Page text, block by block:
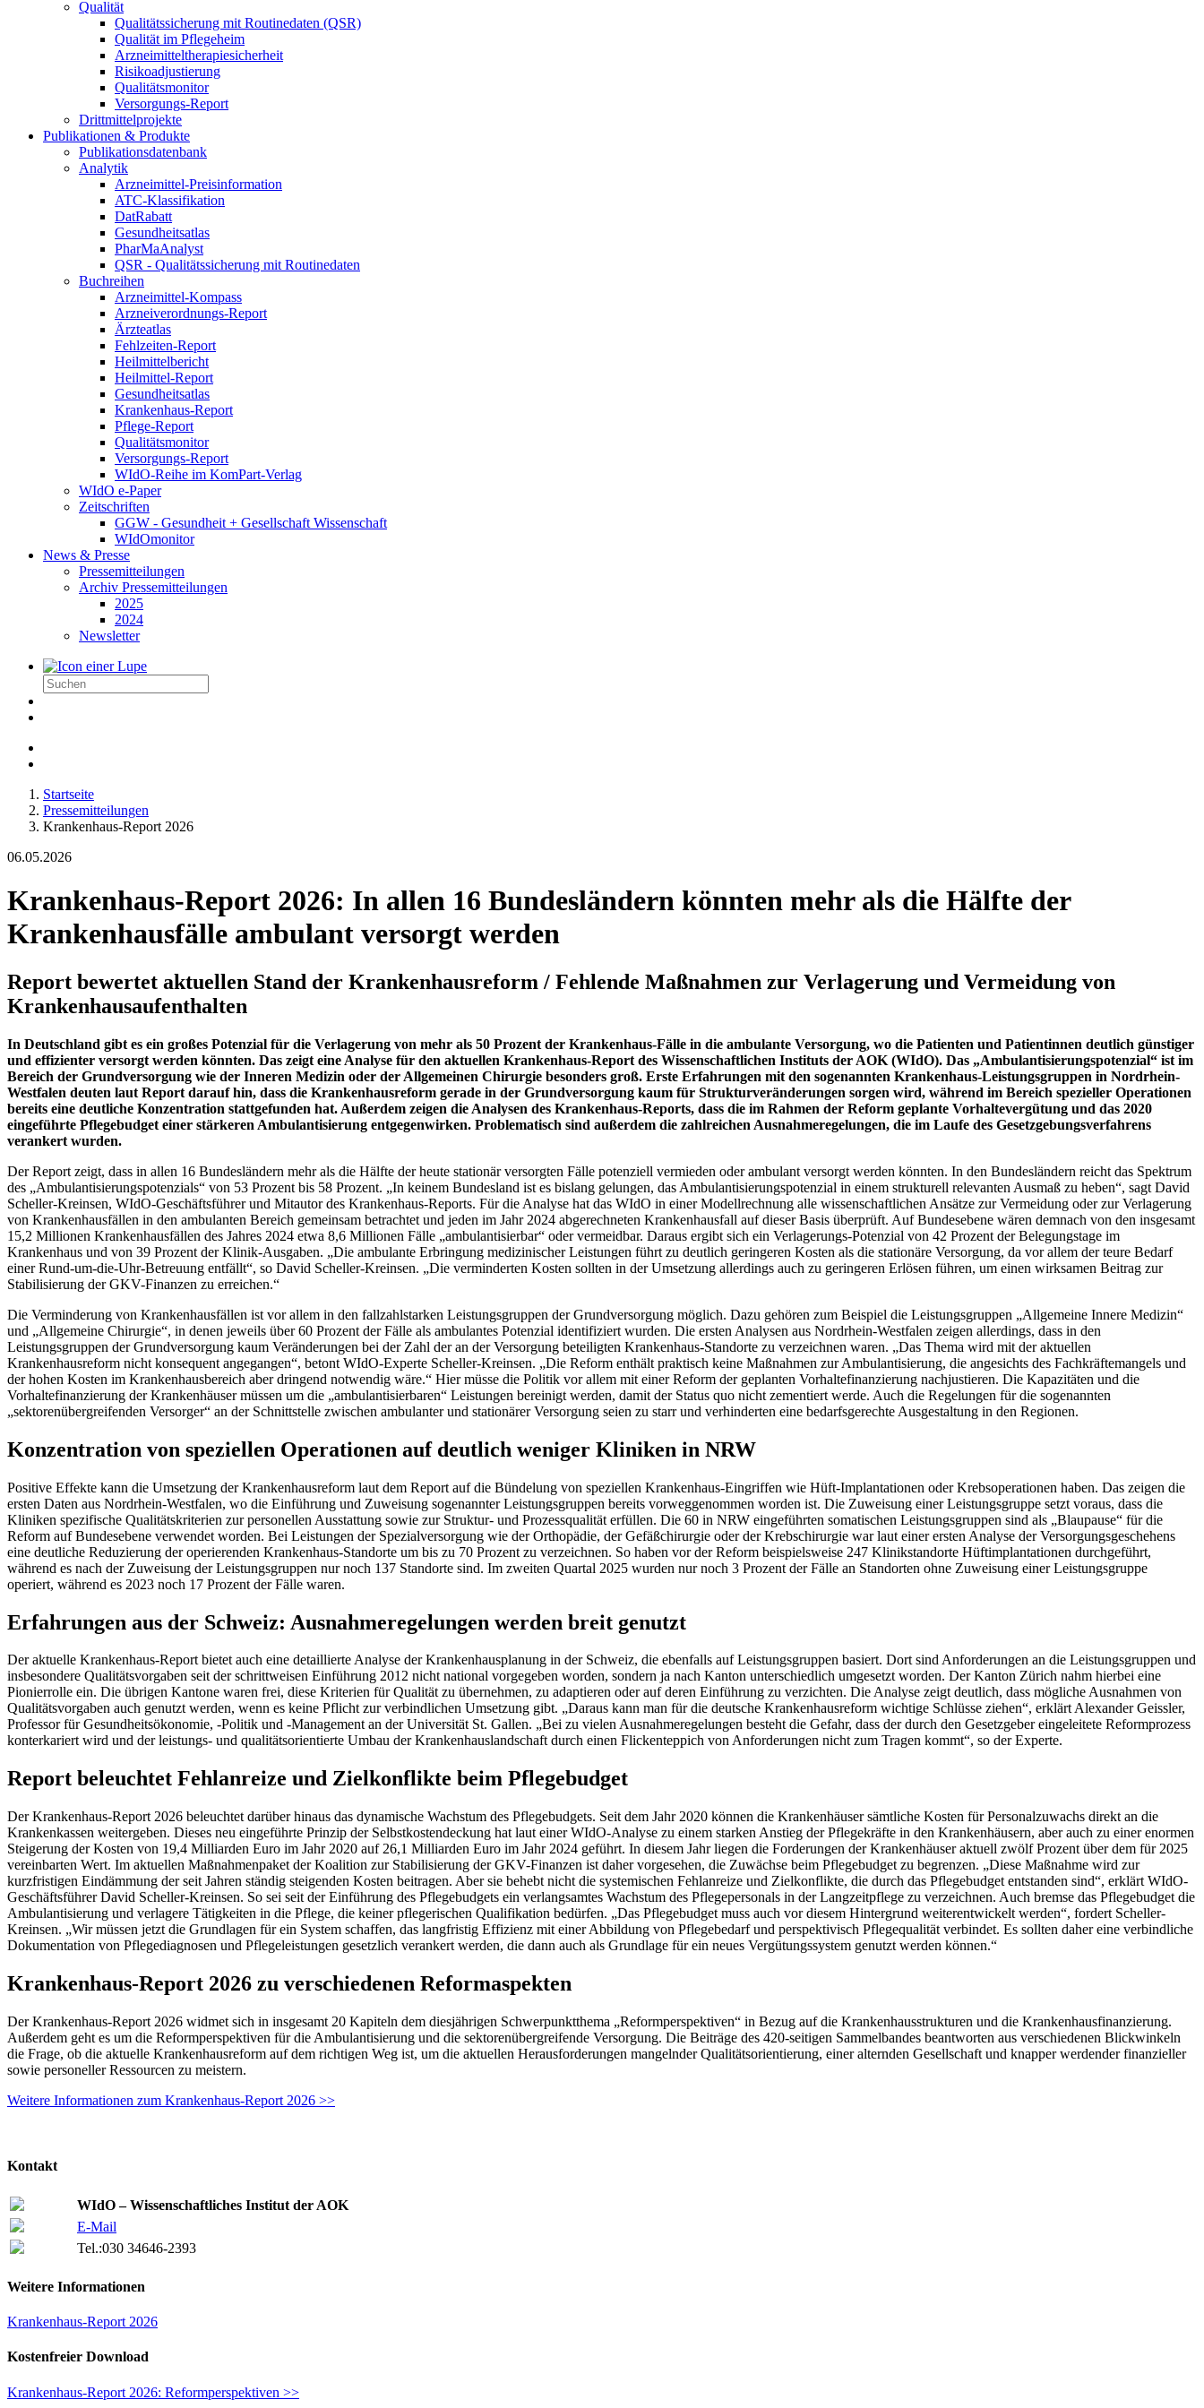
Qualität
Qualitätssicherung mit Routinedaten (QSR)
Qualität im Pflegeheim
Arzneimitteltherapiesicherheit
Risikoadjustierung
Qualitätsmonitor
Versorgungs-Report
Drittmittelprojekte
Publikationen & Produkte
Publikationsdatenbank
Analytik
Arzneimittel-Preisinformation
ATC-Klassifikation
DatRabatt
Gesundheitsatlas
PharMaAnalyst
QSR - Qualitätssicherung mit Routinedaten
Buchreihen
Arzneimittel-Kompass
Arzneiverordnungs-Report
Ärzteatlas
Fehlzeiten-Report
Heilmittelbericht
Heilmittel-Report
Gesundheitsatlas
Krankenhaus-Report
Pflege-Report
Qualitätsmonitor
Versorgungs-Report
WIdO-Reihe im KomPart-Verlag
WIdO e-Paper
Zeitschriften
GGW - Gesundheit + Gesellschaft Wissenschaft
WIdOmonitor
News & Presse
Pressemitteilungen
Archiv Pressemitteilungen
2025
2024
Newsletter
Startseite
Pressemitteilungen
Krankenhaus-Report 2026
06.05.2026
Krankenhaus-Report 2026: In allen 16 Bundesländern könnten mehr als die Hälfte der
Krankenhausfälle ambulant versorgt werden
Report bewertet aktuellen Stand der Krankenhausreform / Fehlende Maßnahmen zur Verlagerung und Vermeidung von
Krankenhausaufenthalten
In Deutschland gibt es ein großes Potenzial für die Verlagerung von mehr als 50 Prozent der Krankenhaus-Fälle in die ambulante Versorgung, wo die Patienten und Patientinnen deutlich günstiger
und effizienter versorgt werden könnten. Das zeigt eine Analyse für den aktuellen Krankenhaus-Report des Wissenschaftlichen Instituts der AOK (WIdO). Das „Ambulantisierungspotenzial“ ist im
Bereich der Grundversorgung wie der Inneren Medizin oder der Allgemeinen Chirurgie besonders groß. Erste Erfahrungen mit den sogenannten Krankenhaus-Leistungsgruppen in Nordrhein-
Westfalen deuten laut Report darauf hin, dass die Krankenhausreform gerade in der Grundversorgung kaum für Strukturveränderungen sorgen wird, während im Bereich spezieller Operationen
bereits eine deutliche Konzentration stattgefunden hat. Außerdem zeigen die Analysen des Krankenhaus-Reports, dass die im Rahmen der Reform geplante Vorhaltevergütung und das 2020
eingeführte Pflegebudget einer stärkeren Ambulantisierung entgegenwirken. Problematisch sind außerdem die zahlreichen Ausnahmeregelungen, die im Laufe des Gesetzgebungsverfahrens
verankert wurden.
Der Report zeigt, dass in allen 16 Bundesländern mehr als die Hälfte der heute stationär versorgten Fälle potenziell vermieden oder ambulant versorgt werden könnten. In den Bundesländern reicht das Spektrum
des „Ambulantisierungspotenzials“ von 53 Prozent bis 58 Prozent. „In keinem Bundesland ist es bislang gelungen, das Ambulantisierungspotenzial in einem strukturell relevanten Ausmaß zu heben“, sagt David
Scheller-Kreinsen, WIdO-Geschäftsführer und Mitautor des Krankenhaus-Reports. Für die Analyse hat das WIdO in einer Modellrechnung alle wissenschaftlichen Ansätze zur Vermeidung oder zur Verlagerung
von Krankenhausfällen in den ambulanten Bereich gemeinsam betrachtet und jeden im Jahr 2024 abgerechneten Krankenhausfall auf dieser Basis überprüft. Auf Bundesebene wären demnach von den insgesamt
15,2 Millionen Krankenhausfällen des Jahres 2024 etwa 8,6 Millionen Fälle „ambulantisierbar“ oder vermeidbar. Daraus ergibt sich ein Verlagerungs-Potenzial von 42 Prozent der Belegungstage im
Krankenhaus und von 39 Prozent der Klinik-Ausgaben. „Die ambulante Erbringung medizinischer Leistungen führt zu deutlich geringeren Kosten als die stationäre Versorgung, da vor allem der teure Bedarf
einer Rund-um-die-Uhr-Betreuung entfällt“, so David Scheller-Kreinsen. „Die verminderten Kosten sollten in der Umsetzung allerdings auch zu geringeren Erlösen führen, um einen wirksamen Beitrag zur
Stabilisierung der GKV-Finanzen zu erreichen.“
Die Verminderung von Krankenhausfällen ist vor allem in den fallzahlstarken Leistungsgruppen der Grundversorgung möglich. Dazu gehören zum Beispiel die Leistungsgruppen „Allgemeine Innere Medizin“
und „Allgemeine Chirurgie“, in denen jeweils über 60 Prozent der Fälle als ambulantes Potenzial identifiziert wurden. Die ersten Analysen aus Nordrhein-Westfalen zeigen allerdings, dass in den
Leistungsgruppen der Grundversorgung kaum Veränderungen bei der Zahl der an der Versorgung beteiligten Krankenhaus-Standorte zu verzeichnen waren. „Das Thema wird mit der aktuellen
Krankenhausreform nicht konsequent angegangen“, betont WIdO-Experte Scheller-Kreinsen. „Die Reform enthält praktisch keine Maßnahmen zur Ambulantisierung, die angesichts des Fachkräftemangels und
der hohen Kosten im Krankenhausbereich aber dringend notwendig wäre.“ Hier müsse die Politik vor allem mit einer Reform der geplanten Vorhaltefinanzierung nachjustieren. Die Kapazitäten und die
Vorhaltefinanzierung der Krankenhäuser müssen um die „ambulantisierbaren“ Leistungen bereinigt werden, damit der Status quo nicht zementiert werde. Auch die Regelungen für die sogenannten
„sektorenübergreifenden Versorger“ an der Schnittstelle zwischen ambulanter und stationärer Versorgung seien zu starr und verhinderten eine bedarfsgerechte Ausgestaltung in den Regionen.
Konzentration von speziellen Operationen auf deutlich weniger Kliniken in NRW
Positive Effekte kann die Umsetzung der Krankenhausreform laut dem Report auf die Bündelung von speziellen Krankenhaus-Eingriffen wie Hüft-Implantationen oder Krebsoperationen haben. Das zeigen die
ersten Daten aus Nordrhein-Westfalen, wo die Einführung und Zuweisung sogenannter Leistungsgruppen bereits vorweggenommen worden ist. Die Zuweisung einer Leistungsgruppe setzt voraus, dass die
Kliniken spezifische Qualitätskriterien zur personellen Ausstattung sowie zur Struktur- und Prozessqualität erfüllen. Die 60 in NRW eingeführten somatischen Leistungsgruppen sind als „Blaupause“ für die
Reform auf Bundesebene verwendet worden. Bei Leistungen der Spezialversorgung wie der Orthopädie, der Gefäßchirurgie oder der Krebschirurgie war laut einer ersten Analyse der Versorgungsgeschehens
eine deutliche Reduzierung der operierenden Krankenhaus-Standorte um bis zu 70 Prozent zu verzeichnen. So haben vor der Reform beispielsweise 247 Klinikstandorte Hüftimplantationen durchgeführt,
während es nach der Zuweisung der Leistungsgruppen nur noch 137 Standorte sind. Im zweiten Quartal 2025 wurden nur noch 3 Prozent der Fälle an Standorten ohne Zuweisung einer Leistungsgruppe
operiert, während es 2023 noch 17 Prozent der Fälle waren.
Erfahrungen aus der Schweiz: Ausnahmeregelungen werden breit genutzt
Der aktuelle Krankenhaus-Report bietet auch eine detaillierte Analyse der Krankenhausplanung in der Schweiz, die ebenfalls auf Leistungsgruppen basiert. Dort sind Anforderungen an die Leistungsgruppen und
insbesondere Qualitätsvorgaben seit der schrittweisen Einführung 2012 nicht national vorgegeben worden, sondern ja nach Kanton unterschiedlich umgesetzt worden. Der Kanton Zürich nahm hierbei eine
Pionierrolle ein. Die übrigen Kantone waren frei, diese Kriterien für Qualität zu übernehmen, zu adaptieren oder auf deren Einführung zu verzichten. Die Analyse zeigt deutlich, dass mögliche Ausnahmen von
Qualitätsvorgaben auch genutzt werden, wenn es keine Pflicht zur verbindlichen Umsetzung gibt. „Daraus kann man für die deutsche Krankenhausreform wichtige Schlüsse ziehen“, erklärt Alexander Geissler,
Professor für Gesundheitsökonomie, -Politik und -Management an der Universität St. Gallen. „Bei zu vielen Ausnahmeregelungen besteht die Gefahr, dass der durch den Gesetzgeber eingeleitete Reformprozess
konterkariert wird und der leistungs- und qualitätsorientierte Umbau der Krankenhauslandschaft durch einen Flickenteppich von Anforderungen nicht zum Tragen kommt“, so der Experte.
Report beleuchtet Fehlanreize und Zielkonflikte beim Pflegebudget
Der Krankenhaus-Report 2026 beleuchtet darüber hinaus das dynamische Wachstum des Pflegebudgets. Seit dem Jahr 2020 können die Krankenhäuser sämtliche Kosten für Personalzuwachs direkt an die
Krankenkassen weitergeben. Dieses neu eingeführte Prinzip der Selbstkostendeckung hat laut einer WIdO-Analyse zu einem starken Anstieg der Pflegekräfte in den Krankenhäusern, aber auch zu einer enormen
Steigerung der Kosten von 19,4 Milliarden Euro im Jahr 2020 auf 26,1 Milliarden Euro im Jahr 2024 geführt. In diesem Jahr liegen die Forderungen der Krankenhäuser aktuell zwölf Prozent über dem für 2025
vereinbarten Wert. Im aktuellen Maßnahmenpaket der Koalition zur Stabilisierung der GKV-Finanzen ist daher vorgesehen, die Zuwächse beim Pflegebudget zu begrenzen. „Diese Maßnahme wird zur
kurzfristigen Eindämmung der seit Jahren ständig steigenden Kosten beitragen. Aber sie behebt nicht die systemischen Fehlanreize und Zielkonflikte, die durch das Pflegebudget entstanden sind“, erklärt WIdO-
Geschäftsführer David Scheller-Kreinsen. So sei seit der Einführung des Pflegebudgets ein verlangsamtes Wachstum des Pflegepersonals in der Langzeitpflege zu verzeichnen. Auch bremse das Pflegebudget die
Ambulantisierung und verlagere Tätigkeiten in die Pflege, die keiner pflegerischen Qualifikation bedürfen. „Das Pflegebudget muss auch vor diesem Hintergrund weiterentwickelt werden“, fordert Scheller-
Kreinsen. „Wir müssen jetzt die Grundlagen für ein System schaffen, das langfristig Effizienz mit einer Abbildung von Pflegebedarf und perspektivisch Pflegequalität verbindet. Es sollten daher eine verbindliche
Dokumentation von Pflegediagnosen und Pflegeleistungen gesetzlich verankert werden, die dann auch als Grundlage für ein neues Vergütungssystem genutzt werden können.“
Krankenhaus-Report 2026 zu verschiedenen Reformaspekten
Der Krankenhaus-Report 2026 widmet sich in insgesamt 20 Kapiteln dem diesjährigen Schwerpunktthema „Reformperspektiven“ in Bezug auf die Krankenhausstrukturen und die Krankenhausfinanzierung.
Außerdem geht es um die Reformperspektiven für die Ambulantisierung und die sektorenübergreifende Versorgung. Die Beiträge des 420-seitigen Sammelbandes beantworten aus verschiedenen Blickwinkeln
die Frage, ob die aktuelle Krankenhausreform auf dem richtigen Weg ist, um die aktuellen Herausforderungen mangelnder Qualitätsorientierung, einer alternden Gesellschaft und knapper werdender finanzieller
sowie personeller Ressourcen zu meistern.
Weitere Informationen zum Krankenhaus-Report 2026 >>
Kontakt
WIdO – Wissenschaftliches Institut der AOK
E-Mail
Tel.:030 34646-2393
Weitere Informationen
Krankenhaus-Report 2026
Kostenfreier Download
Krankenhaus-Report 2026: Reformperspektiven >>